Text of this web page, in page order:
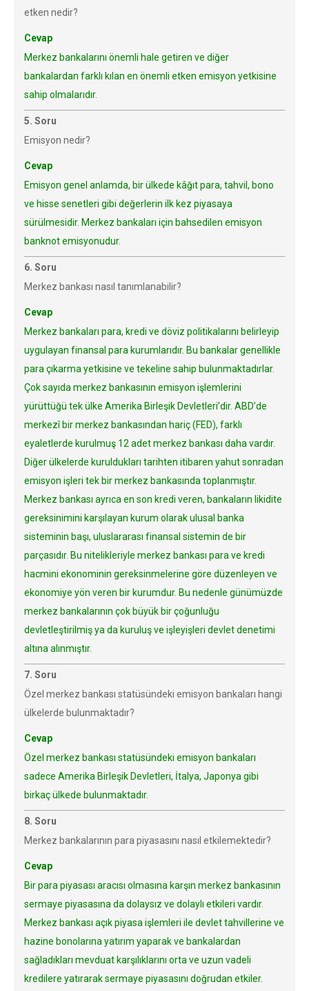
etken nedir?
Cevap
Merkez bankalarını önemli hale getiren ve diğer
bankalardan farklı kılan en önemli etken emisyon yetkisine
sahip olmalarıdır.
5. Soru
Emisyon nedir?
Cevap
Emisyon genel anlamda, bir ülkede kâğıt para, tahvil, bono
ve hisse senetleri gibi değerlerin ilk kez piyasaya
sürülmesidir. Merkez bankaları için bahsedilen emisyon
banknot emisyonudur.
6. Soru
Merkez bankası nasıl tanımlanabilir?
Cevap
Merkez bankaları para, kredi ve döviz politikalarını belirleyip
uygulayan finansal para kurumlarıdır. Bu bankalar genellikle
para çıkarma yetkisine ve tekeline sahip bulunmaktadırlar.
Çok sayıda merkez bankasının emisyon işlemlerini
yürüttüğü tek ülke Amerika Birleşik Devletleri’dir. ABD’de
merkezî bir merkez bankasından hariç (FED), farklı
eyaletlerde kurulmuş 12 adet merkez bankası daha vardır.
Diğer ülkelerde kuruldukları tarihten itibaren yahut sonradan
emisyon işleri tek bir merkez bankasında toplanmıştır.
Merkez bankası ayrıca en son kredi veren, bankaların likidite
gereksinimini karşılayan kurum olarak ulusal banka
sisteminin başı, uluslararası finansal sistemin de bir
parçasıdır. Bu nitelikleriyle merkez bankası para ve kredi
hacmini ekonominin gereksinmelerine göre düzenleyen ve
ekonomiye yön veren bir kurumdur. Bu nedenle günümüzde
merkez bankalarının çok büyük bir çoğunluğu
devletleştirilmiş ya da kuruluş ve işleyişleri devlet denetimi
altına alınmıştır.
7. Soru
Özel merkez bankası statüsündeki emisyon bankaları hangi
ülkelerde bulunmaktadır?
Cevap
Özel merkez bankası statüsündeki emisyon bankaları
sadece Amerika Birleşik Devletleri, İtalya, Japonya gibi
birkaç ülkede bulunmaktadır.
8. Soru
Merkez bankalarının para piyasasını nasıl etkilemektedir?
Cevap
Bir para piyasası aracısı olmasına karşın merkez bankasının
sermaye piyasasına da dolaysız ve dolaylı etkileri vardır.
Merkez bankası açık piyasa işlemleri ile devlet tahvillerine ve
hazine bonolarına yatırım yaparak ve bankalardan
sağladıkları mevduat karşılıklarını orta ve uzun vadeli
kredilere yatırarak sermaye piyasasını doğrudan etkiler.